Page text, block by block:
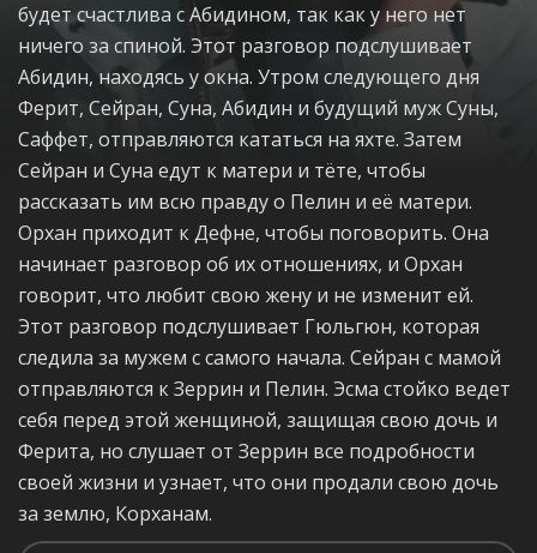
будет счастлива с Абидином, так как у него нет
ничего за спиной. Этот разговор подслушивает
Абидин, находясь у окна. Утром следующего дня
Ферит, Сейран, Суна, Абидин и будущий муж Суны,
Саффет, отправляются кататься на яхте. Затем
Сейран и Суна едут к матери и тёте, чтобы
рассказать им всю правду о Пелин и её матери.
Орхан приходит к Дефне, чтобы поговорить. Она
начинает разговор об их отношениях, и Орхан
говорит, что любит свою жену и не изменит ей.
Этот разговор подслушивает Гюльгюн, которая
следила за мужем с самого начала. Сейран с мамой
отправляются к Зеррин и Пелин. Эсма стойко ведет
себя перед этой женщиной, защищая свою дочь и
Ферита, но слушает от Зеррин все подробности
своей жизни и узнает, что они продали свою дочь
за землю, Корханам.